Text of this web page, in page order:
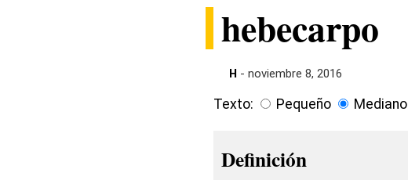
hebecarpo
H - noviembre 8, 2016
Texto: Pequeño Mediano
Definición